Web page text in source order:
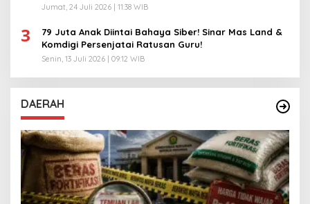
Jumat, 24 Juli 2026 | 11:38 WIB
3
79 Juta Anak Diintai Bahaya Siber! Sinar Mas Land &
Komdigi Persenjatai Ratusan Guru!
Senin, 13 Juli 2026 | 09:12 WIB
DAERAH